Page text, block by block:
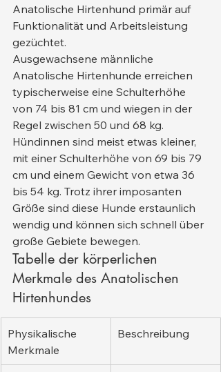
Anatolische Hirtenhund primär auf
Funktionalität und Arbeitsleistung
gezüchtet.
Ausgewachsene männliche
Anatolische Hirtenhunde erreichen
typischerweise eine Schulterhöhe
von 74 bis 81 cm und wiegen in der
Regel zwischen 50 und 68 kg.
Hündinnen sind meist etwas kleiner,
mit einer Schulterhöhe von 69 bis 79
cm und einem Gewicht von etwa 36
bis 54 kg. Trotz ihrer imposanten
Größe sind diese Hunde erstaunlich
wendig und können sich schnell über
große Gebiete bewegen.
Tabelle der körperlichen
Merkmale des Anatolischen
Hirtenhundes
Physikalische
Merkmale
Beschreibung